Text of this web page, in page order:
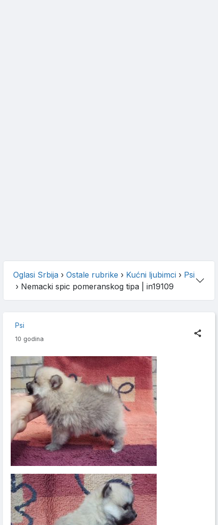
Oglasi Srbija › Ostale rubrike › Kućni ljubimci › Psi
› Nemacki spic pomeranskog tipa | in19109
Psi
10 godina